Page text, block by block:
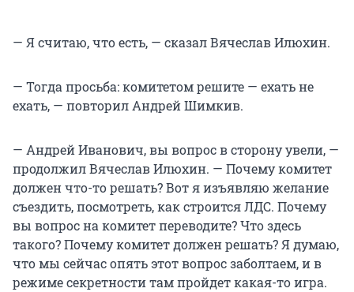
— Я считаю, что есть, — сказал Вячеслав Илюхин.
— Тогда просьба: комитетом решите — ехать не
ехать, — повторил Андрей Шимкив.
— Андрей Иванович, вы вопрос в сторону увели, —
продолжил Вячеслав Илюхин. — Почему комитет
должен что-то решать? Вот я изъявляю желание
съездить, посмотреть, как строится ЛДС. Почему
вы вопрос на комитет переводите? Что здесь
такого? Почему комитет должен решать? Я думаю,
что мы сейчас опять этот вопрос заболтаем, и в
режиме секретности там пройдет какая-то игра.